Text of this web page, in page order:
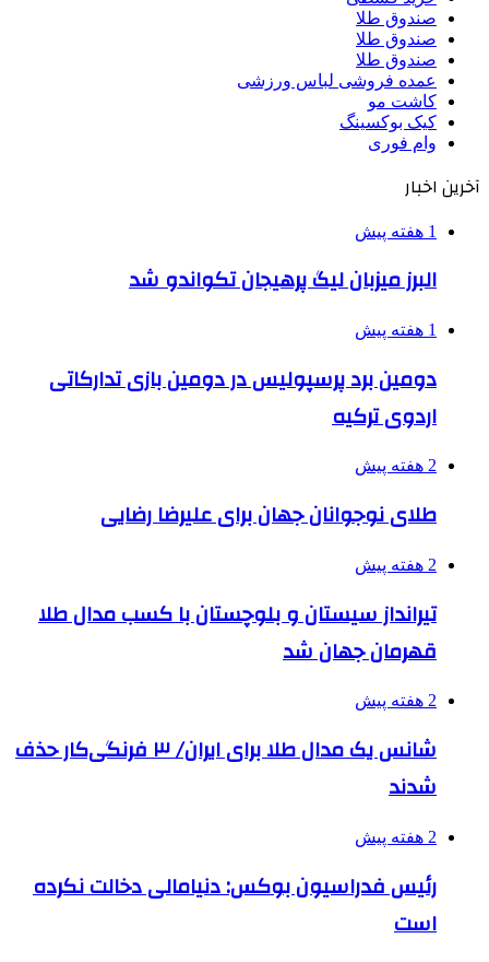
صندوق طلا
صندوق طلا
صندوق طلا
عمده فروشی لباس ورزشی
کاشت مو
کیک بوکسینگ
وام فوری
آخرین اخبار
1 هفته پیش
البرز میزبان لیگ پرهیجان تکواندو شد
1 هفته پیش
دومین برد پرسپولیس در دومین بازی تدارکاتی
اردوی ترکیه
2 هفته پیش
طلای نوجوانان جهان برای علیرضا رضایی
2 هفته پیش
تیرانداز سیستان و بلوچستان با کسب مدال طلا
قهرمان جهان شد
2 هفته پیش
شانس یک مدال طلا برای ایران/ ۳ فرنگی‌کار حذف
شدند
2 هفته پیش
رئیس فدراسیون بوکس: دنیامالی دخالت نکرده
است